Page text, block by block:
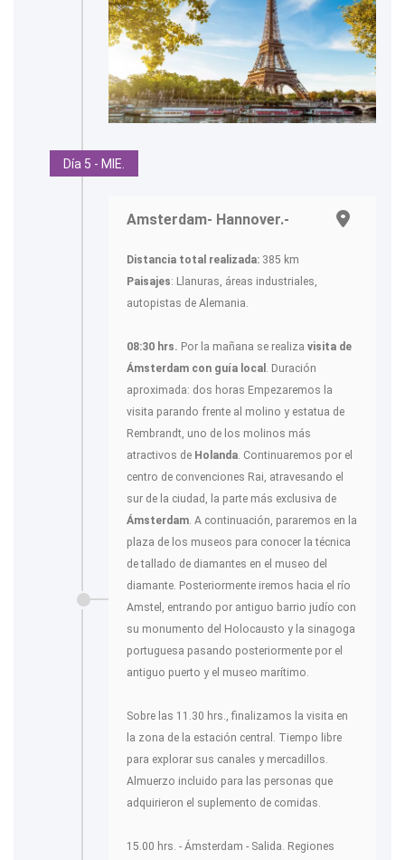
Día 5 - MIE.
Amsterdam- Hannover.-
Distancia total realizada: 385 km
Paisajes: Llanuras, áreas industriales,
autopistas de Alemania.
08:30 hrs. Por la mañana se realiza visita de
Ámsterdam con guía local
. Duración
aproximada: dos horas Empezaremos la
visita parando frente al molino y estatua de
Rembrandt, uno de los molinos más
atractivos de Holanda . Continuaremos por el
centro de convenciones Rai, atravesando el
sur de la ciudad, la parte más exclusiva de
Ámsterdam . A continuación, pararemos en la
plaza de los museos para conocer la técnica
de tallado de diamantes en el museo del
diamante. Posteriormente iremos hacia el río
Amstel, entrando por antiguo barrio judío con
su monumento del Holocausto y la sinagoga
portuguesa pasando posteriormente por el
antiguo puerto y el museo marítimo.
Sobre las 11.30 hrs., finalizamos la visita en
la zona de la estación central. Tiempo libre
para explorar sus canales y mercadillos.
Almuerzo incluido para las personas que
adquirieron el suplemento de comidas.
15.00 hrs. - Ámsterdam - Salida. Regiones